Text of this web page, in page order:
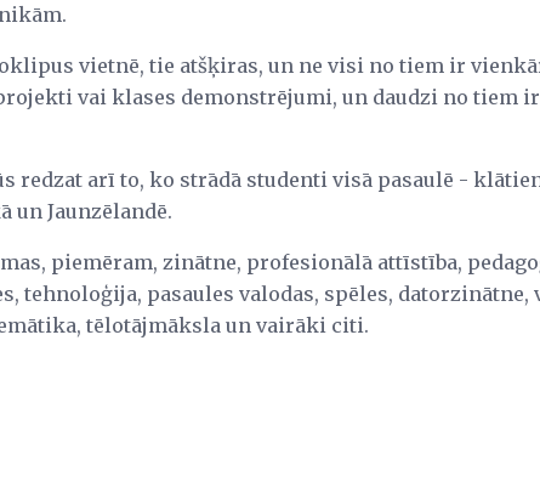
vietnē, tie atšķiras, un ne visi no tiem ir
vai klases demonstrējumi, un daudzi no tiem
redzat arī to, ko strādā studenti visā pasaulē -
Jaunzēlandē.
piemēram, zinātne, profesionālā attīstība,
tehnoloģija, pasaules valodas, spēles, datorzinātne,
tēlotājmāksla un vairāki citi.